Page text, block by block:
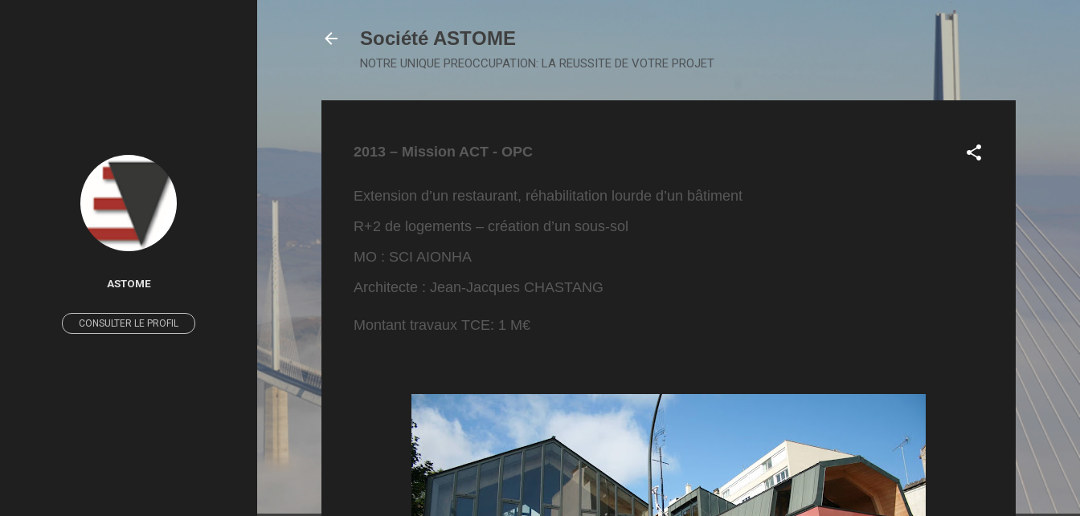
Société ASTOME
NOTRE UNIQUE PREOCCUPATION: LA REUSSITE DE VOTRE PROJET
2013 – Mission ACT - OPC
Extension d’un restaurant, réhabilitation lourde d’un bâtiment
R+2 de logements – création d’un sous-sol
MO : SCI AIONHA
Architecte : Jean-Jacques CHASTANG
Montant travaux TCE: 1 M€
ASTOME
CONSULTER LE PROFIL